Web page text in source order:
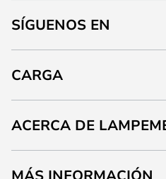
SÍGUENOS EN
CARGA
ACERCA DE
MÁS INFORMACIÓN